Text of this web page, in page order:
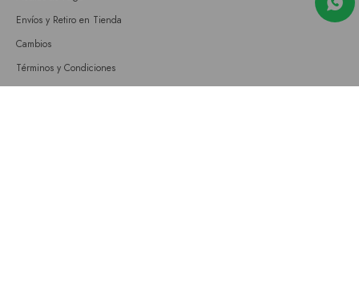
Envíos y Retiro en Tienda
Cambios
Términos y Condiciones